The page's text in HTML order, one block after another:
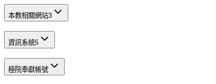
本教相關網站3
資訊系統5
極院奉獻帳號